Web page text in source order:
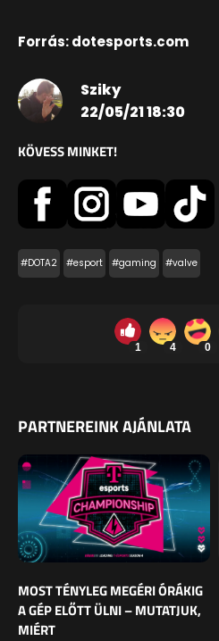
Forrás: dotesports.com
Sziky
22/05/21 18:30
KÖVESS MINKET!
#DOTA2 #esport #gaming #valve
1 4 0
PARTNEREINK AJÁNLATA
MOST TÉNYLEG MEGÉRI ÓRÁKIG
A GÉP ELŐTT ÜLNI – MUTATJUK,
MIÉRT